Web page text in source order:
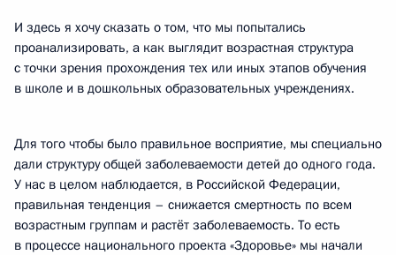
И здесь я хочу сказать о том, что мы попытались
проанализировать, а как выглядит возрастная структура
с точки зрения прохождения тех или иных этапов обучения
в школе и в дошкольных образовательных учреждениях.
Для того чтобы было правильное восприятие, мы специально
дали структуру общей заболеваемости детей до одного года.
У нас в целом наблюдается, в Российской Федерации,
правильная тенденция – снижается смертность по всем
возрастным группам и растёт заболеваемость. То есть
в процессе национального проекта «Здоровье» мы начали